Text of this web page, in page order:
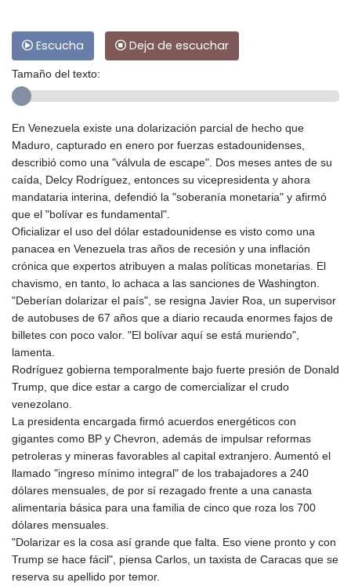
Escucha Deja de escuchar
Tamaño del texto:
En Venezuela existe una dolarización parcial de hecho que
Maduro, capturado en enero por fuerzas estadounidenses,
describió como una "válvula de escape". Dos meses antes de su
caída, Delcy Rodríguez, entonces su vicepresidenta y ahora
mandataria interina, defendió la "soberanía monetaria" y afirmó
que el "bolívar es fundamental".
Oficializar el uso del dólar estadounidense es visto como una
panacea en Venezuela tras años de recesión y una inflación
crónica que expertos atribuyen a malas políticas monetarias. El
chavismo, en tanto, lo achaca a las sanciones de Washington.
"Deberían dolarizar el país", se resigna Javier Roa, un supervisor
de autobuses de 67 años que a diario recauda enormes fajos de
billetes con poco valor. "El bolívar aquí se está muriendo",
lamenta.
Rodríguez gobierna temporalmente bajo fuerte presión de Donald
Trump, que dice estar a cargo de comercializar el crudo
venezolano.
La presidenta encargada firmó acuerdos energéticos con
gigantes como BP y Chevron, además de impulsar reformas
petroleras y mineras favorables al capital extranjero. Aumentó el
llamado "ingreso mínimo integral" de los trabajadores a 240
dólares mensuales, de por sí rezagado frente a una canasta
alimentaria básica para una familia de cinco que roza los 700
dólares mensuales.
"Dolarizar es la cosa así grande que falta. Eso viene pronto y con
Trump se hace fácil", piensa Carlos, un taxista de Caracas que se
reserva su apellido por temor.